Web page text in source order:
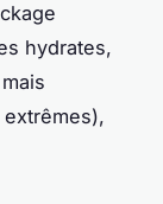
hydrates,